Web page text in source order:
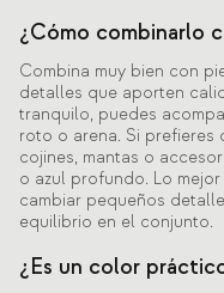
¿Cómo combinarlo
Combina muy bien con
detalles que aporten
tranquilo, puedes
roto o arena. Si prefieres
cojines, mantas o
o azul profundo. Lo
cambiar pequeños
equilibrio en el conjunto.
¿Es un color